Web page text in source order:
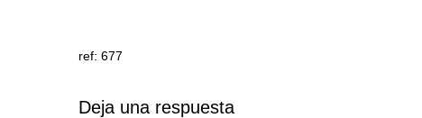
ref: 677
Deja una respuesta